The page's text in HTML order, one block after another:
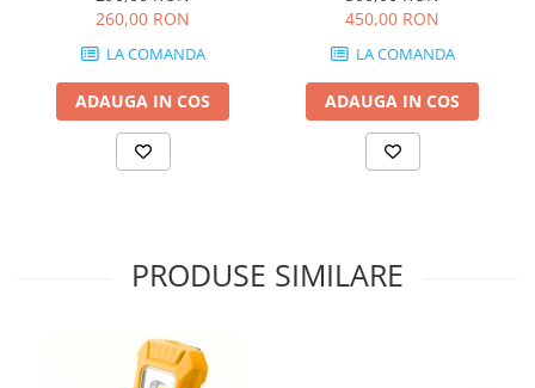
260,00 RON
LA COMANDA
ADAUGA IN COS
450,00 RON
LA COMANDA
ADAUGA IN COS
PRODUSE SIMILARE